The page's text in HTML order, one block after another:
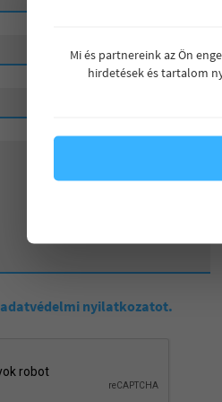
adatvédelmi nyilatkozatot.
Mi és partnereink az Ön
hirdetések és tartalom